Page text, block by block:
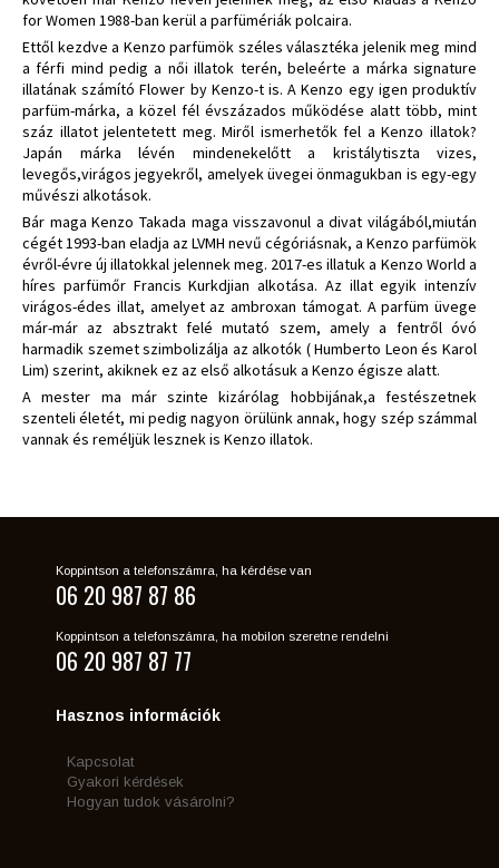
for Women 1988-ban kerül a parfümériák polcaira.
Ettől kezdve a Kenzo parfümök széles választéka jelenik meg mind
a férfi mind pedig a női illatok terén, beleérte a márka signature
illatának számító Flower by Kenzo-t is. A Kenzo egy igen produktív
parfüm-márka, a közel fél évszázados működése alatt több, mint
száz illatot jelentetett meg. Miről ismerhetők fel a Kenzo illatok?
Japán márka lévén mindenekelőtt a kristálytiszta vizes,
levegős,virágos jegyekről, amelyek üvegei önmagukban is egy-egy
művészi alkotások.
Bár maga Kenzo Takada maga visszavonul a divat világából,miután
cégét 1993-ban eladja az LVMH nevű cégóriásnak, a Kenzo parfümök
évről-évre új illatokkal jelennek meg. 2017-es illatuk a Kenzo World a
híres parfümőr Francis Kurkdjian alkotása. Az illat egyik intenzív
virágos-édes illat, amelyet az ambroxan támogat. A parfüm üvege
már-már az absztrakt felé mutató szem, amely a fentről óvó
harmadik szemet szimbolizálja az alkotók ( Humberto Leon és Karol
Lim) szerint, akiknek ez az első alkotásuk a Kenzo égisze alatt.
A mester ma már szinte kizárólag hobbijának,a festészetnek
szenteli életét, mi pedig nagyon örülünk annak, hogy szép számmal
vannak és reméljük lesznek is Kenzo illatok.
Koppintson a telefonszámra, ha kérdése van
06 20 987 87 86
Koppintson a telefonszámra, ha mobilon szeretne rendelni
06 20 987 87 77
Hasznos információk
Kapcsolat
Gyakori kérdések
Hogyan tudok vásárolni?